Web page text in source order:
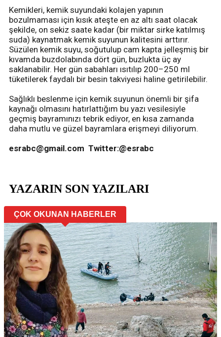
Kemikleri, kemik suyundaki kolajen yapının
bozulmaması için kısık ateşte en az altı saat olacak
şekilde, on sekiz saate kadar (bir miktar sirke katılmış
suda) kaynatmak kemik suyunun kalitesini arttırır.
Süzülen kemik suyu, soğutulup cam kapta jelleşmiş bir
kıvamda buzdolabında dört gün, buzlukta üç ay
saklanabilir. Her gün sabahları ısıtılıp 200–250 ml
tüketilerek faydalı bir besin takviyesi haline getirilebilir.
Sağlıklı beslenme için kemik suyunun önemli bir şifa
kaynağı olmasını hatırlattığım bu yazı vesilesiyle
geçmiş bayramınızı tebrik ediyor, en kısa zamanda
daha mutlu ve güzel bayramlara erişmeyi diliyorum.
esrabc@gmail.com Twitter:@esrabc
YAZARIN SON YAZILARI
ÇOK OKUNAN HABERLER